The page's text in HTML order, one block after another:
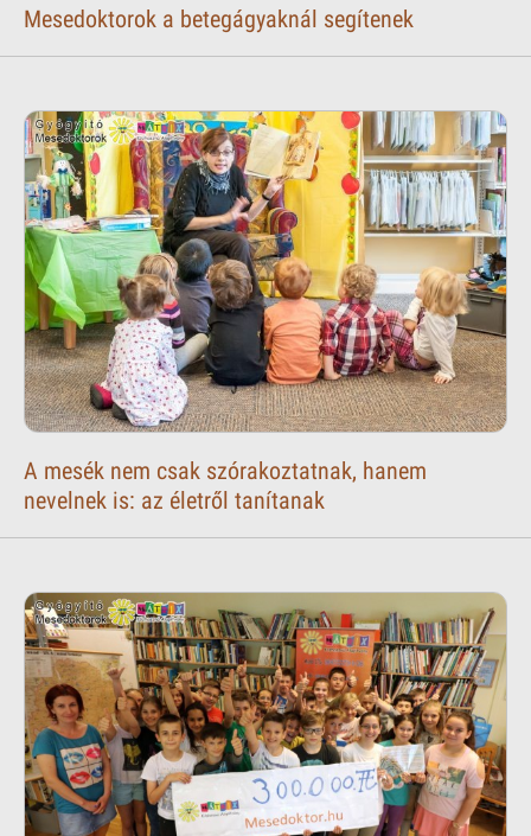
Mesedoktorok a betegágyaknál segítenek
A mesék nem csak szórakoztatnak, hanem
nevelnek is: az életről tanítanak